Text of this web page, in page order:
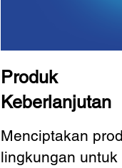
Produk
Keberlanjutan
Menciptakan
lingkungan